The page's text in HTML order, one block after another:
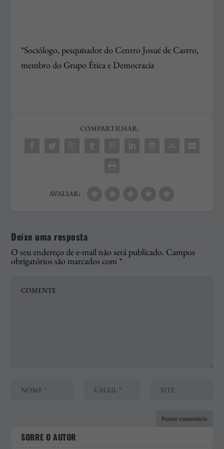
*Sociólogo, pesquisador do Centro Josué de Castro,
membro do Grupo Ética e Democracia
COMPARTILHAR:
AVALIAR:
Deixe uma resposta
O seu endereço de e-mail não será publicado. Campos
obrigatórios são marcados com *
SOBRE O AUTOR